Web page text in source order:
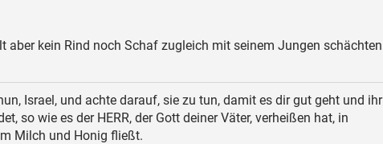
aber kein Rind noch Schaf zugleich mit seinem Jungen schächten
Israel, und achte darauf, sie zu tun, damit es dir gut geht und ihr
so wie es der HERR, der Gott deiner Väter, verheißen hat, in
Milch und Honig fließt.